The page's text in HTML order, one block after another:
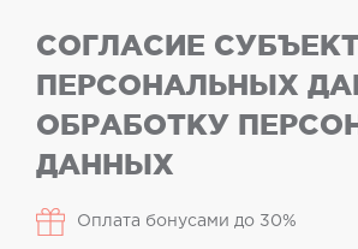
СОГЛАСИЕ
ПЕРСОНАЛЬНЫХ
ОБРАБОТКУ
ДАННЫХ
Оплата бонусами до 30%